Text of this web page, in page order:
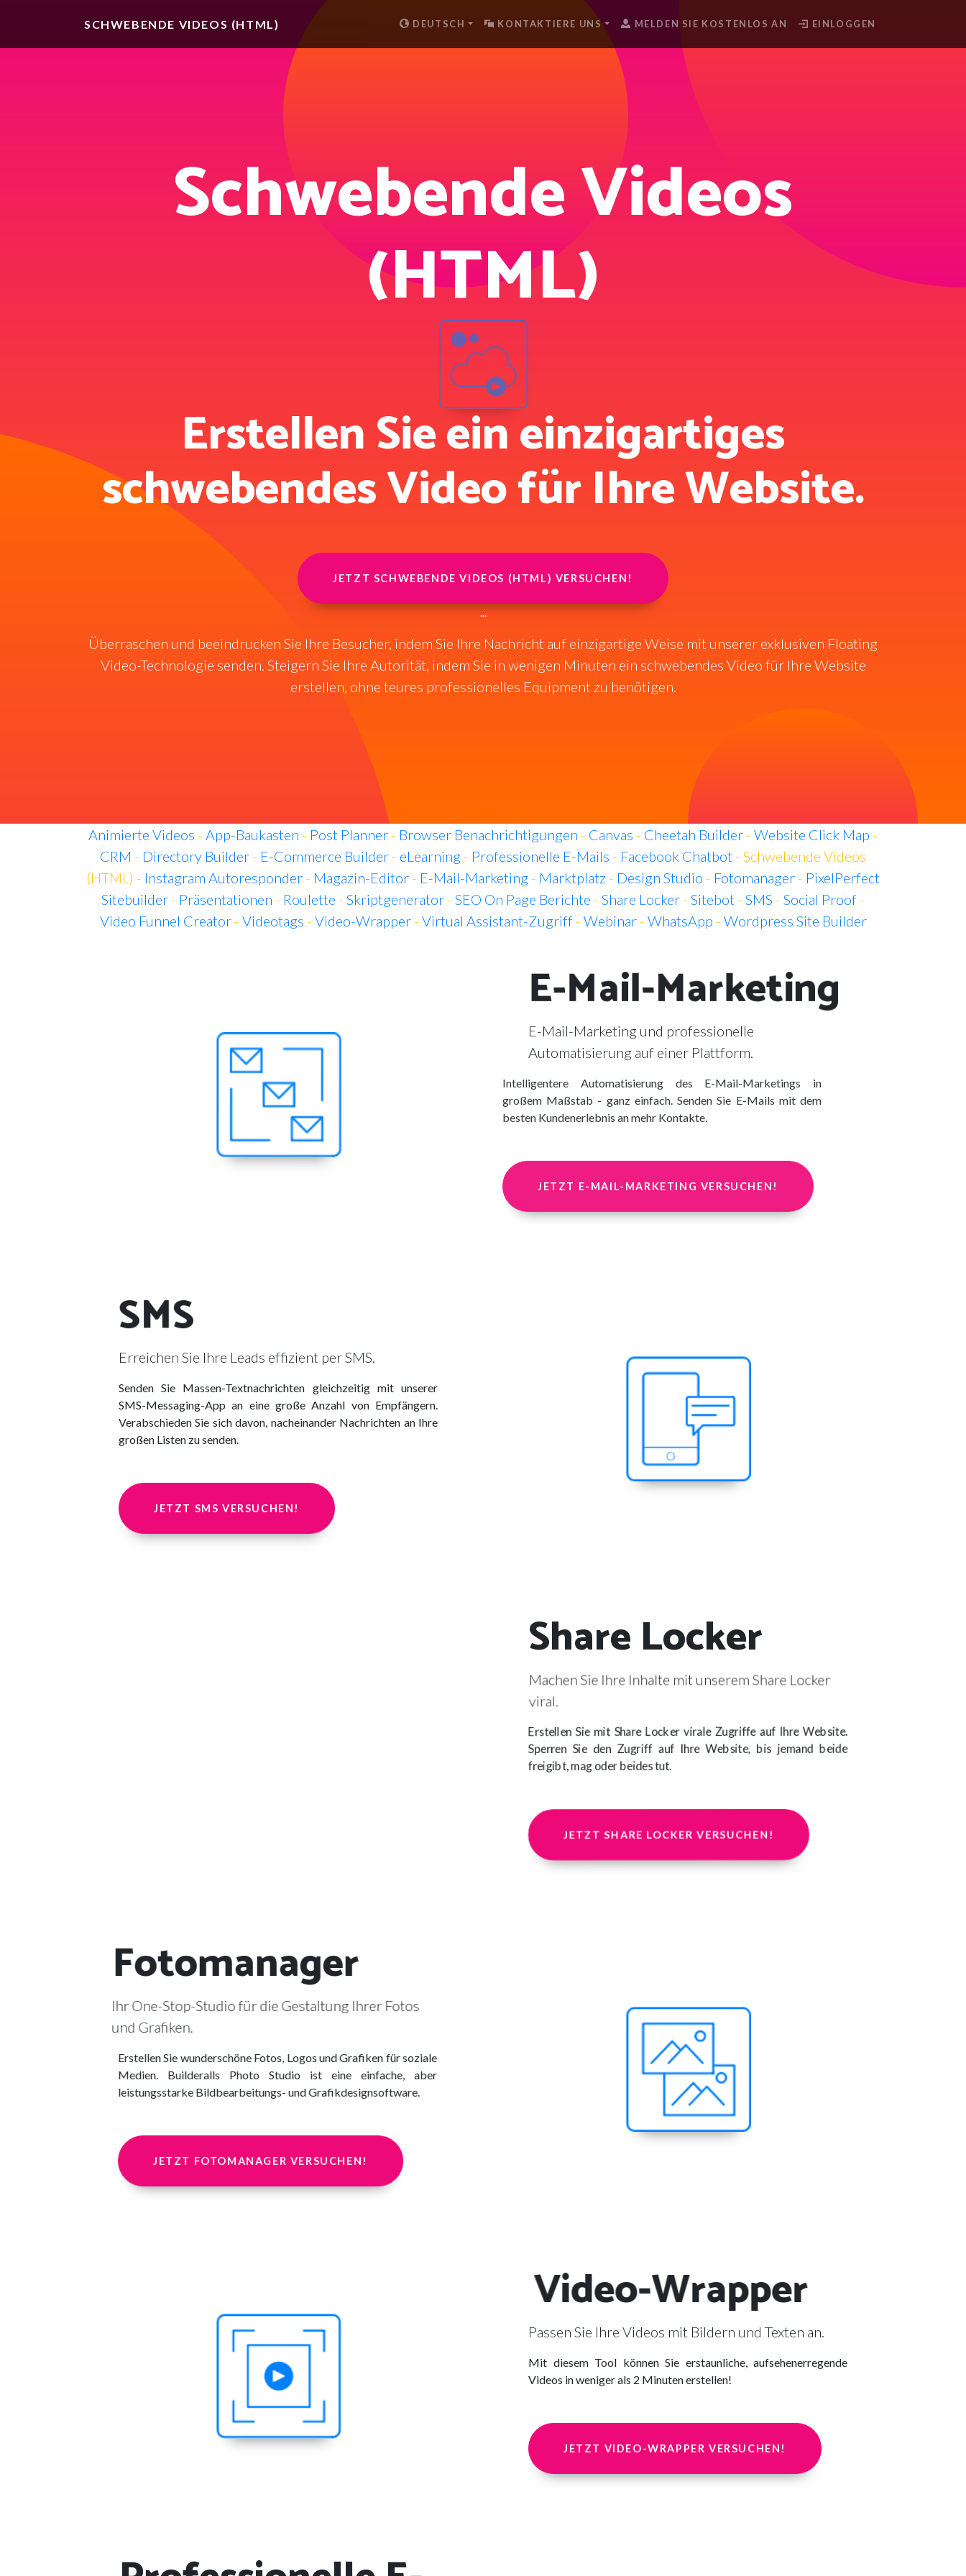
SCHWEBENDE VIDEOS (HTML) DEUTSCH KONTAKTIERE UNS MELDEN SIE KOSTENLOS AN EINLOGGEN
Schwebende Videos
(HTML)
Erstellen Sie ein einzigartiges
schwebendes Video für Ihre Website.
JETZT SCHWEBENDE VIDEOS (HTML) VERSUCHEN!
...
Überraschen und beeindrucken Sie Ihre Besucher, indem Sie Ihre Nachricht auf einzigartige Weise mit unserer exklusiven Floating
Video-Technologie senden. Steigern Sie Ihre Autorität, indem Sie in wenigen Minuten ein schwebendes Video für Ihre Website
erstellen, ohne teures professionelles Equipment zu benötigen.
Animierte Videos - App-Baukasten - Post Planner - Browser Benachrichtigungen - Canvas - Cheetah Builder - Website Click Map -
CRM - Directory Builder - E-Commerce Builder - eLearning - Professionelle E-Mails - Facebook Chatbot - Schwebende Videos
(HTML) - Instagram Autoresponder - Magazin-Editor - E-Mail-Marketing - Marktplatz - Design Studio - Fotomanager - PixelPerfect
Sitebuilder - Präsentationen - Roulette - Skriptgenerator - SEO On Page Berichte - Share Locker - Sitebot - SMS - Social Proof -
Video Funnel Creator- Videotags - Video-Wrapper- Virtual Assistant-Zugriff- Webinar- WhatsApp - Wordpress Site Builder
E-Mail-Marketing
E-Mail-Marketing und professionelle
Automatisierung auf einer Plattform.
Intelligentere Automatisierung des E-Mail-Marketings in
großem Maßstab - ganz einfach. Senden Sie E-Mails mit dem
besten Kundenerlebnis an mehr Kontakte.
JETZT E-MAIL-MARKETING VERSUCHEN!
SMS
Erreichen Sie Ihre Leads effizient per SMS.
Senden Sie Massen-Textnachrichten gleichzeitig mit unserer
SMS-Messaging-App an eine große Anzahl von Empfängern.
Verabschieden Sie sich davon, nacheinander Nachrichten an Ihre
großen Listen zu senden.
JETZT SMS VERSUCHEN!
Share Locker
Machen Sie Ihre Inhalte mit unserem Share Locker
viral.
Erstellen Sie mit Share Locker virale Zugriffe auf Ihre Website.
Sperren Sie den Zugriff auf Ihre Website, bis jemand beide
freigibt, mag oder beides tut.
JETZT SHARE LOCKER VERSUCHEN!
Fotomanager
Ihr One-Stop-Studio für die Gestaltung Ihrer Fotos
und Grafiken.
Erstellen Sie wunderschöne Fotos, Logos und Grafiken für soziale
Medien. Builderalls Photo Studio ist eine einfache, aber
leistungsstarke Bildbearbeitungs- und Grafikdesignsoftware.
JETZT FOTOMANAGER VERSUCHEN!
Video-Wrapper
Passen Sie Ihre Videos mit Bildern und Texten an.
Mit diesem Tool können Sie erstaunliche, aufsehenerregende
Videos in weniger als 2 Minuten erstellen!
JETZT VIDEO-WRAPPER VERSUCHEN!